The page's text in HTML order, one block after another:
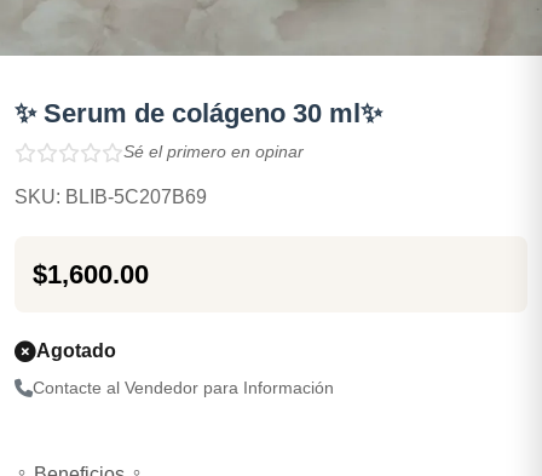
✨ Serum de colágeno 30 ml✨
Sé el primero en opinar
SKU: BLIB-5C207B69
$1,600.00
Agotado
Contacte al Vendedor para Información